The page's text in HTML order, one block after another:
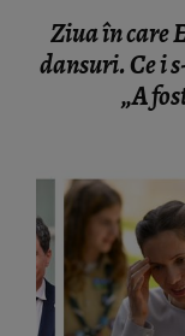
Ziua în care
dansuri. Ce i
„A